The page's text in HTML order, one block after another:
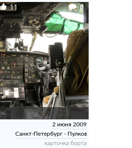
11 0
2 июня 2009
Санкт-Петербург - Пулково
карточка борта